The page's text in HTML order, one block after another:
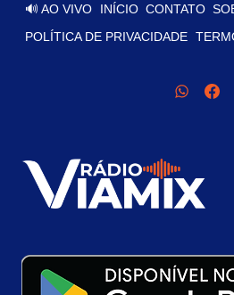
🔊 AO VIVO INÍCIO CONTATO
POLÍTICA DE PRIVACIDADE